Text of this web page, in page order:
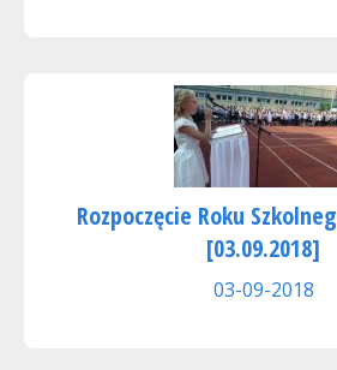
Rozpoczęcie Roku
[03.09.2018]
03-09-2018